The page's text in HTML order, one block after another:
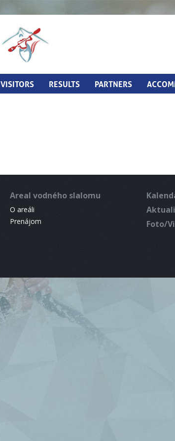
VISITORS RESULTS PARTNERS
Areal vodného slalomu
O areáli
Prenájom
Foto/